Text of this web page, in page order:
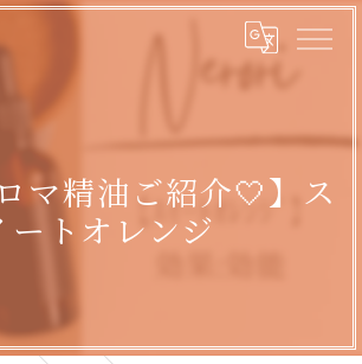
マ精油ご紹介🤍】ス
ートオレンジ